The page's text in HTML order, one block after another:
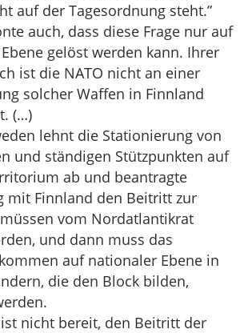
auf der Tagesordnung steht.”
auch, dass diese Frage nur auf
gelöst werden kann. Ihrer
ist die NATO nicht an einer
solcher Waffen in Finnland
(…)
lehnt die Stationierung von
und ständigen Stützpunkten auf
ab und beantragte
mit Finnland den Beitritt zur
müssen vom Nordatlantikrat
und dann muss das
auf nationaler Ebene in
die den Block bilden,
nicht bereit, den Beitritt der